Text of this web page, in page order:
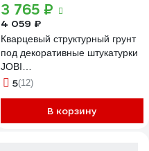
3 765 ₽
4 059 ₽
Кварцевый структурный грунт
под декоративные штукатурки
JOBI
STRUKTURQUARZGRUND 10
5(12)
В корзину